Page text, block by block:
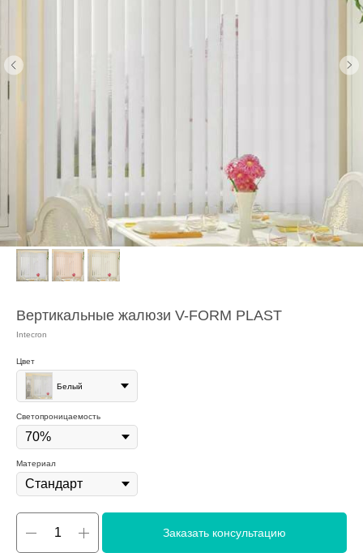
Вертикальные жалюзи V-FORM PLAST
Intecron
Цвет
Белый
Светопроницаемость
Материал
Заказать консультацию